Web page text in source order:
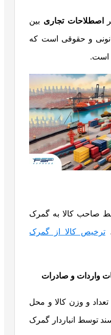
اصطلاحات تجاری بین
و حقوقی است که
است.
صاحب کالا به گمرک
ترخیص کالا از گمرک
واردات و صادرات
و وزن کالا و محل
توسط انباردار گمرک